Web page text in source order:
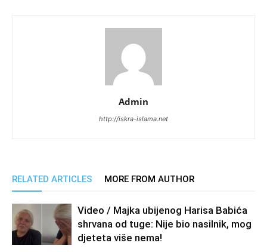
Admin
http://iskra-islama.net
RELATED ARTICLES MORE FROM AUTHOR
Video / Majka ubijenog Harisa Babića
shrvana od tuge: Nije bio nasilnik, mog
djeteta više nema!